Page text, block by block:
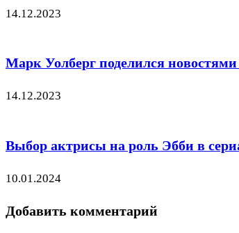
14.12.2023
Марк Уолберг поделился
14.12.2023
Выбор актрисы на роль Эбби в
10.01.2024
Добавить комментарий